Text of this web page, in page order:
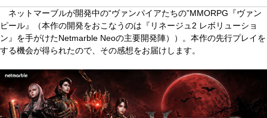
ネットマーブルが開発中の“ヴァンパイアたちの”MMORPG『ヴァン
ピール』（本作の開発をおこなうのは『リネージュ2 レボリューショ
ン』を手がけたNetmarble Neoの主要開発陣））。本作の先行プレイを
する機会が得られたので、その感想をお届けします。